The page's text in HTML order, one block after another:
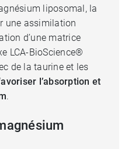
liposomal, la
une assimilation
d’une matrice
LCA-BioScience®
de la taurine et les
l’absorption et
.